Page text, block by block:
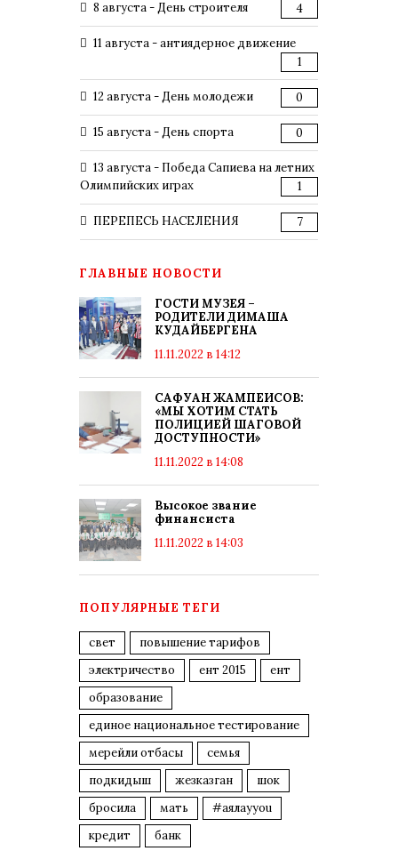
8 августа - День строителя 4
11 августа - антиядерное движение
1
12 августа - День молодежи 0
15 августа - День спорта 0
13 августа - Победа Сапиева на летних
Олимпийских играх
1
ПЕРЕПЕСЬ НАСЕЛЕНИЯ 7
ГЛАВНЫЕ НОВОСТИ
ГОСТИ МУЗЕЯ –
РОДИТЕЛИ ДИМАША
КУДАЙБЕРГЕНА
11.11.2022 в 14:12
САФУАН ЖАМПЕИСОВ:
«МЫ ХОТИМ СТАТЬ
ПОЛИЦИЕЙ ШАГОВОЙ
ДОСТУПНОСТИ»
11.11.2022 в 14:08
Высокое звание
финансиста
11.11.2022 в 14:03
ПОПУЛЯРНЫЕ ТЕГИ
свет
повышение тарифов
электричество
ент 2015
ент
образование
единое национальное тестирование
мерейли отбасы
семья
подкидыш
жезказган
шок
бросила
мать
#аялауyou
кредит
банк